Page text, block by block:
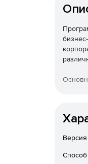
Версия
Способ